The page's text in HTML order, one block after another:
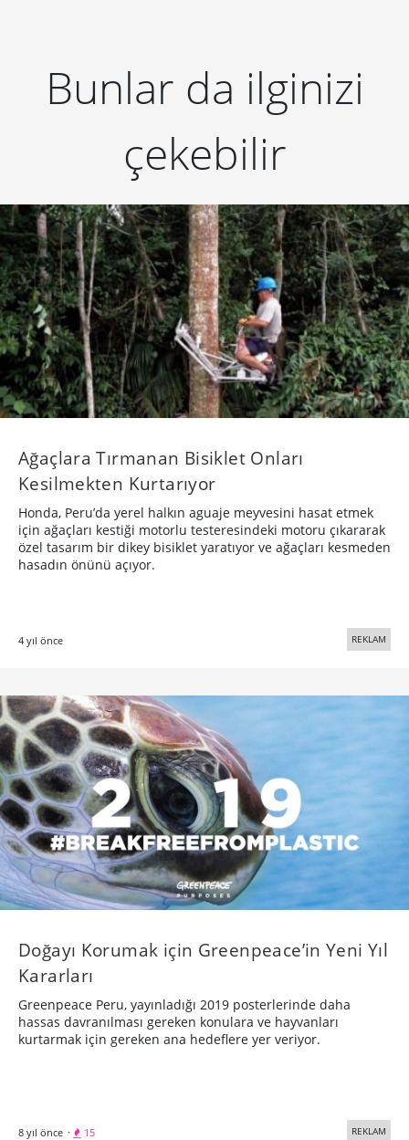
Bunlar da ilginizi
çekebilir
Ağaçlara Tırmanan Bisiklet Onları
Kesilmekten Kurtarıyor
Honda, Peru’da yerel halkın aguaje meyvesini hasat etmek
için ağaçları kestiği motorlu testeresindeki motoru çıkararak
özel tasarım bir dikey bisiklet yaratıyor ve ağaçları kesmeden
hasadın önünü açıyor.
4 yıl önce REKLAM
Doğayı Korumak için Greenpeace’in Yeni Yıl
Kararları
Greenpeace Peru, yayınladığı 2019 posterlerinde daha
hassas davranılması gereken konulara ve hayvanları
kurtarmak için gereken ana hedeflere yer veriyor.
8 yıl önce · 15 REKLAM